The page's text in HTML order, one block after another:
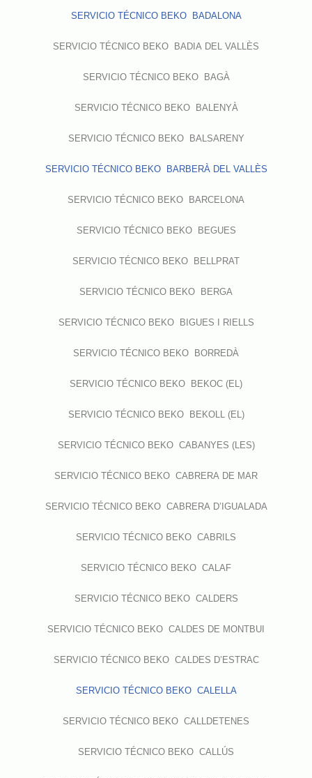
SERVICIO TÉCNICO BEKO BADALONA
SERVICIO TÉCNICO BEKO BADIA DEL VALLÈS
SERVICIO TÉCNICO BEKO BAGÀ
SERVICIO TÉCNICO BEKO BALENYÀ
SERVICIO TÉCNICO BEKO BALSARENY
SERVICIO TÉCNICO BEKO BARBERÀ DEL VALLÈS
SERVICIO TÉCNICO BEKO BARCELONA
SERVICIO TÉCNICO BEKO BEGUES
SERVICIO TÉCNICO BEKO BELLPRAT
SERVICIO TÉCNICO BEKO BERGA
SERVICIO TÉCNICO BEKO BIGUES I RIELLS
SERVICIO TÉCNICO BEKO BORREDÀ
SERVICIO TÉCNICO BEKO BEKOC (EL)
SERVICIO TÉCNICO BEKO BEKOLL (EL)
SERVICIO TÉCNICO BEKO CABANYES (LES)
SERVICIO TÉCNICO BEKO CABRERA DE MAR
SERVICIO TÉCNICO BEKO CABRERA D’IGUALADA
SERVICIO TÉCNICO BEKO CABRILS
SERVICIO TÉCNICO BEKO CALAF
SERVICIO TÉCNICO BEKO CALDERS
SERVICIO TÉCNICO BEKO CALDES DE MONTBUI
SERVICIO TÉCNICO BEKO CALDES D’ESTRAC
SERVICIO TÉCNICO BEKO CALELLA
SERVICIO TÉCNICO BEKO CALLDETENES
SERVICIO TÉCNICO BEKO CALLÚS